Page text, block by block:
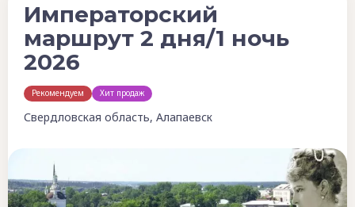
Императорский
маршрут 2 дня/1 ночь
2026
Рекомендуем Хит продаж
Свердловская область, Алапаевск